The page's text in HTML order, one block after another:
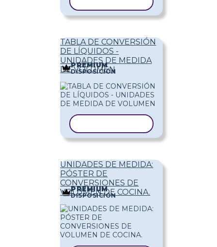
TABLA DE CONVERSIÓN
DE LÍQUIDOS -
UNIDADES DE MEDIDA
DE VOLUMEN
PREMIUM
DISPOSICIÓN
UNIDADES DE MEDIDA:
PÓSTER DE
CONVERSIONES DE
VOLUMEN DE COCINA.
PREMIUM
DISPOSICIÓN